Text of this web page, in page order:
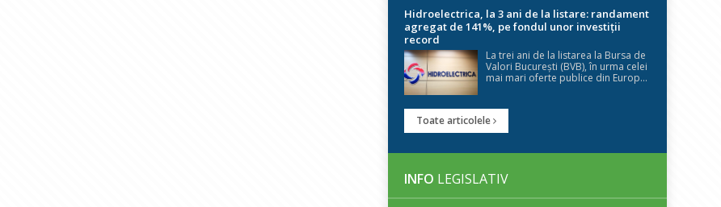
Hidroelectrica, la 3 ani de la listare: randament
agregat de 141%, pe fondul unor investiții
record
La trei ani de la listarea la Bursa de
Valori București (BVB), în urma celei
mai mari oferte publice din Europ...
Toate articolele
INFO LEGISLATIV